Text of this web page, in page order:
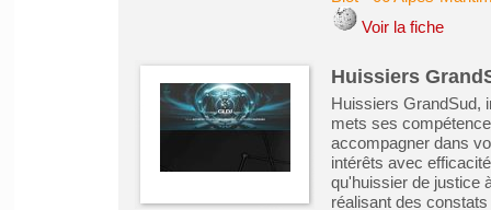
Voir la fiche
Huissiers
Huissiers GrandSud,
mets ses
accompagner dans
intérêts avec
qu'huissier de justice
réalisant des